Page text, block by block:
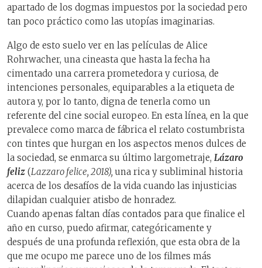
apartado de los dogmas impuestos por la sociedad pero
tan poco práctico como las utopías imaginarias.
Algo de esto suelo ver en las películas de Alice
Rohrwacher, una cineasta que hasta la fecha ha
cimentado una carrera prometedora y curiosa, de
intenciones personales, equiparables a la etiqueta de
autora y, por lo tanto, digna de tenerla como un
referente del cine social europeo. En esta línea, en la que
prevalece como marca de fábrica el relato costumbrista
con tintes que hurgan en los aspectos menos dulces de
la sociedad, se enmarca su último largometraje, Lázaro
feliz (Lazzaro felice, 2018), una rica y subliminal historia
acerca de los desafíos de la vida cuando las injusticias
dilapidan cualquier atisbo de honradez.
Cuando apenas faltan días contados para que finalice el
año en curso, puedo afirmar, categóricamente y
después de una profunda reflexión, que esta obra de la
que me ocupo me parece uno de los filmes más